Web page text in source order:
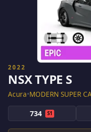
2022
NSX TYPE S
Acura•MODERN SUPER
734 S1